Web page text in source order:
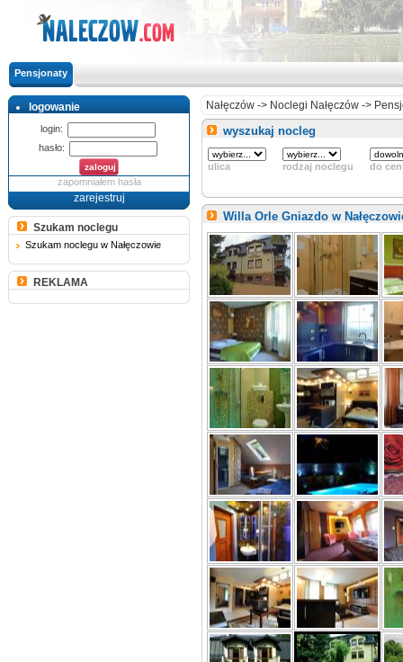
Pensjonaty
logowanie
login:
hasło:
zapomniałem hasła
zarejestruj
Szukam noclegu
Szukam noclegu w Nałęczowie
REKLAMA
Nałęczów -> Noclegi Nałęczów ->
wyszukaj nocleg
ulica rodzaj noclegu do
Willa Orle Gniazdo w